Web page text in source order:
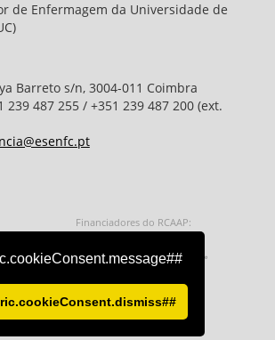
de Enfermagem da Universidade de
Barreto s/n, 3004-011 Coimbra
239 487 255 / +351 239 487 200 (ext.
Fundação para a Ciência e a Tecnologia -
Financiadores do RCAAP:
União